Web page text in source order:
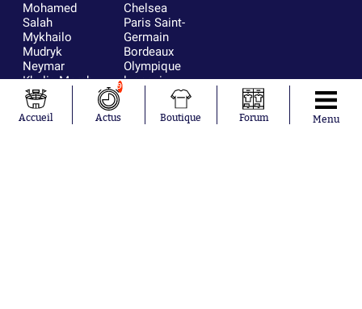
Mohamed
Salah
Mykhailo
Mudryk
Neymar
Khalis Merah
Loïs Openda
Moussa
Niakhaté
Chelsea
Paris Saint-
Germain
Bordeaux
Olympique
lyonnais
Real Madrid
RC Strasbourg
Accueil
9
Actus Boutique Forum Menu